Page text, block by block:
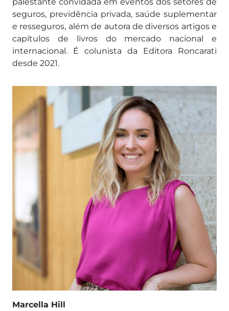
seguros, previdência privada, saúde suplementar
e resseguros, além de autora de diversos artigos e
capítulos de livros do mercado nacional e
internacional. É colunista da Editora Roncarati
desde 2021.
Marcella Hill